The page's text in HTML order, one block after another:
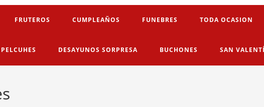
FRUTEROS CUMPLEAÑOS FUNEBRES TODA OCASION
PELCUHES DESAYUNOS SORPRESA BUCHONES SAN